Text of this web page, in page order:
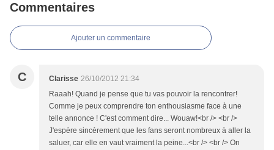
Commentaires
Ajouter un commentaire
C Clarisse 26/10/2012 21:34
Raaah! Quand je pense que tu vas pouvoir la rencontrer!
Comme je peux comprendre ton enthousiasme face à une
telle annonce ! C'est comment dire... Wouaw!<br /> <br />
J'espère sincèrement que les fans seront nombreux à aller la
saluer, car elle en vaut vraiment la peine...<br /> <br /> On